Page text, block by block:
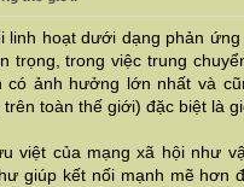
linh hoạt dưới dạng phản
trọng, trong việc trung
có ảnh hưởng lớn nhất và
toàn thế giới) đặc biệt là
việt của mạng xã hội như
giúp kết nối mạnh mẽ hơn